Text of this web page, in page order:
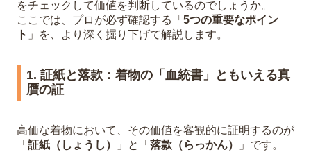
をチェックして価値を判断しているのでしょうか。
ここでは、プロが必ず確認する「 5つの重要なポイン
ト 」を、より深く掘り下げて解説します。
1. 証紙と落款：着物の「血統書」ともいえる真
贋の証
高価な着物において、その価値を客観的に証明するのが
「 証紙（しょうし） 」と「 落款（らっかん）
」です。